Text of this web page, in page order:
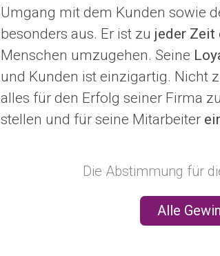
Umgang mit dem Kunden sowie
besonders aus. Er ist zu jeder Zeit
Menschen umzugehen. Seine
und Kunden ist einzigartig. Nicht
alles für den Erfolg seiner Firma
stellen und für seine Mitarbeiter
Die Abstimmung für
Alle